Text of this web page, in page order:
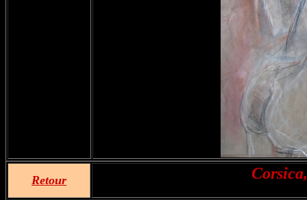
Retour Corsica